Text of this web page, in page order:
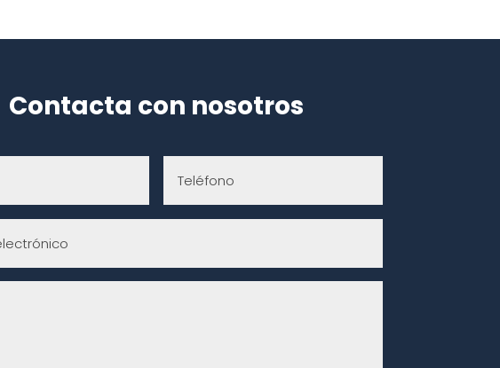
Contacta con nosotros